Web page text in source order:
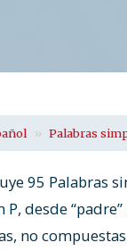
Palabras
95 Palabras
desde “padre”
no